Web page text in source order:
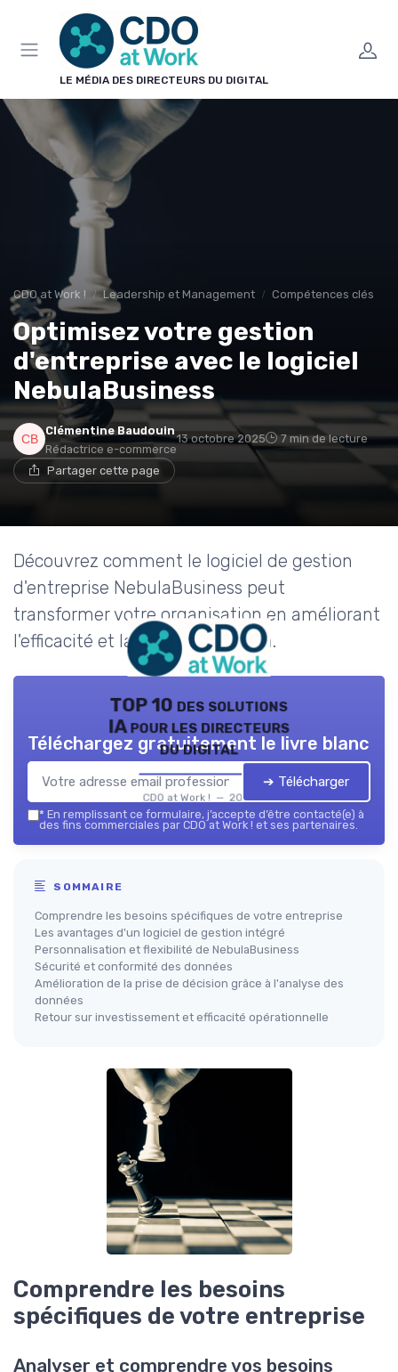
LE MÉDIA DES DIRECTEURS DU DIGITAL
CDO at Work ! Leadership et Management Compétences clés
Optimisez votre gestion
d'entreprise avec le logiciel
NebulaBusiness
Clémentine Baudouin
Rédactrice e-commerce
13 octobre 2025 7 min de lecture
Partager cette page
Découvrez comment le logiciel de gestion
d'entreprise NebulaBusiness peut
transformer votre organisation en améliorant
l'efficacité et la prise de décision.
TOP 10 des solutions
IA pour les directeurs
du digital
CDO at Work ! — 2026
Téléchargez gratuitement le livre blanc
➔ Télécharger
* En remplissant ce formulaire, j’accepte d’être contacté(e) à
des fins commerciales par CDO at Work ! et ses partenaires.
SOMMAIRE
Comprendre les besoins spécifiques de votre entreprise
Les avantages d'un logiciel de gestion intégré
Personnalisation et flexibilité de NebulaBusiness
Sécurité et conformité des données
Amélioration de la prise de décision grâce à l'analyse des
données
Retour sur investissement et efficacité opérationnelle
Comprendre les besoins
spécifiques de votre entreprise
Analyser et comprendre vos besoins
Panneau de gestion des cookies